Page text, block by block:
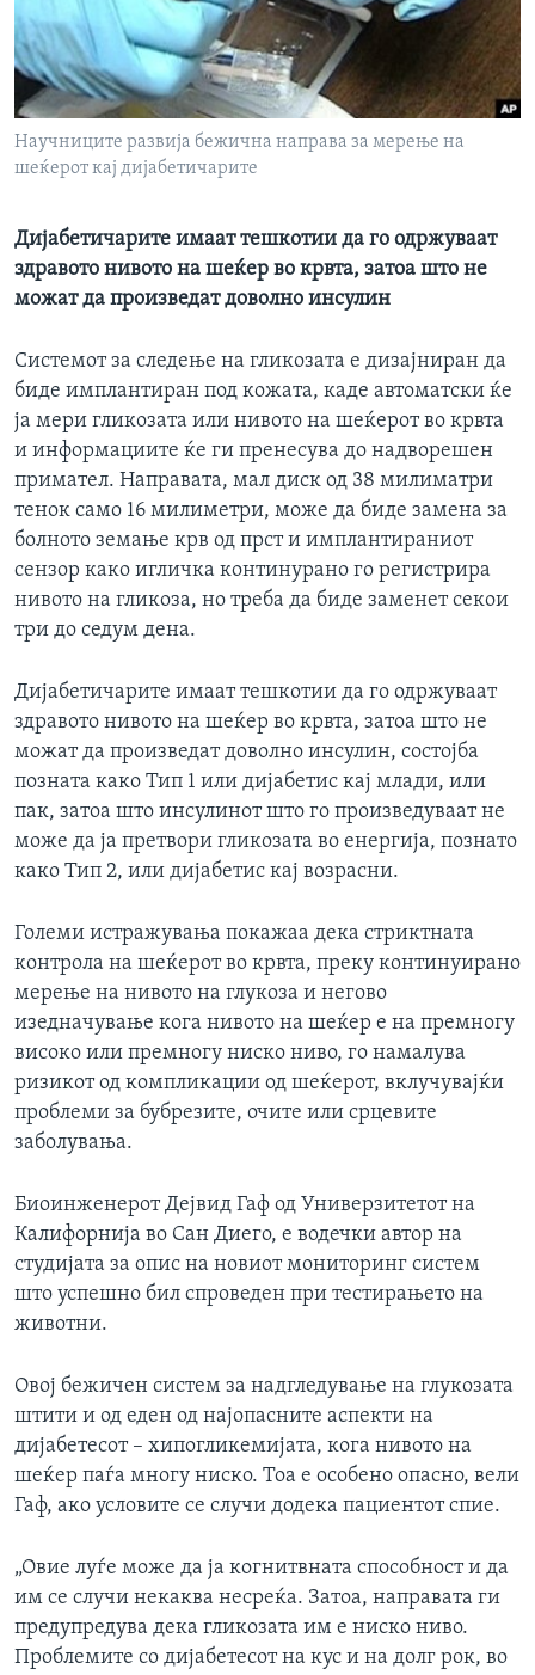
ИНТЕРВЈУА
Јазици
Научниците развија бежична направа за мерење на
шеќерот кај дијабетичарите
Дијабетичарите имаат тешкотии да го одржуваат
здравото нивото на шеќер во крвта, затоа што не
можат да произведат доволно инсулин
Системот за следење на гликозата е дизајниран да
биде имплантиран под кожата, каде автоматски ќе
ја мери гликозата или нивото на шеќерот во крвта
и информациите ќе ги пренесува до надворешен
примател. Направата, мал диск од 38 милиматри
тенок само 16 милиметри, може да биде замена за
болното земање крв од прст и имплантираниот
сензор како игличка континурано го регистрира
нивото на гликоза, но треба да биде заменет секои
три до седум дена.
Дијабетичарите имаат тешкотии да го одржуваат
здравото нивото на шеќер во крвта, затоа што не
можат да произведат доволно инсулин, состојба
позната како Тип 1 или дијабетис кај млади, или
пак, затоа што инсулинот што го произведуваат не
може да ја претвори гликозата во енергија, познато
како Тип 2, или дијабетис кај возрасни.
Големи истражувања покажаа дека стриктната
контрола на шеќерот во крвта, преку континуирано
мерење на нивото на глукоза и негово
изедначување кога нивото на шеќер е на премногу
високо или премногу ниско ниво, го намалува
ризикот од компликации од шеќерот, вклучувајќи
проблеми за бубрезите, очите или срцевите
заболувања.
Биоинженерот Дејвид Гаф од Универзитетот на
Калифорнија во Сан Диего, е водечки автор на
студијата за опис на новиот мониторинг систем
што успешно бил спроведен при тестирањето на
животни.
Овој бежичен систем за надгледување на глукозата
штити и од еден од најопасните аспекти на
дијабетесот – хипогликемијата, кога нивото на
шеќер паѓа многу ниско. Тоа е особено опасно, вели
Гаф, ако условите се случи додека пациентот спие.
„Овие луѓе може да ја когнитвната способност и да
им се случи некаква несреќа. Затоа, направата ги
предупредува дека гликозата им е ниско ниво.
Проблемите со дијабетесот на кус и на долг рок, во